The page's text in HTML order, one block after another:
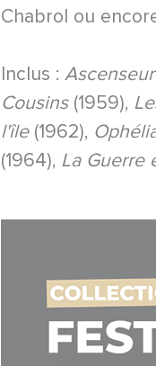
Chabrol ou
Inclus :
Cousins(1959),
l'île(1962),
(1964), La Guerre